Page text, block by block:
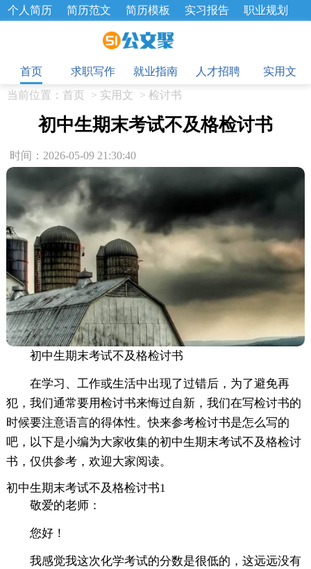
个人简历 简历范文 简历模板 实习报告
职业规划
招聘选拔 绩效考核
工作总结
辞职报告
首页
求职写作 就业指南 人才招聘
实用文
当前位置： 首页 > 实用文 > 检讨书
初中生期末考试不及格检讨书
时间：2026-05-09 21:30:40
初中生期末考试不及格检讨书
在学习、工作或生活中出现了过错后，为了避免再
犯，我们通常要用检讨书来悔过自新，我们在写检讨书的
时候要注意语言的得体性。快来参考检讨书是怎么写的
吧，以下是小编为大家收集的初中生期末考试不及格检讨
书，仅供参考，欢迎大家阅读。
初中生期末考试不及格检讨书1
敬爱的老师：
您好！
我感觉我这次化学考试的分数是很低的，这远远没有